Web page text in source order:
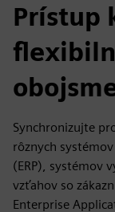
Prístup
Synchronizujte
rôznych
(ERP), systémov
vzťahov so
Enterprise